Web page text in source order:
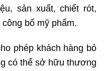
sản xuất, chiết rót,
bố mỹ phẩm.
phép khách hàng bỏ
có thể sở hữu thương